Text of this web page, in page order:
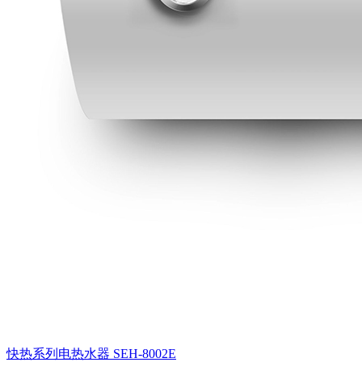
快热系列电热水器 SEH-8002E